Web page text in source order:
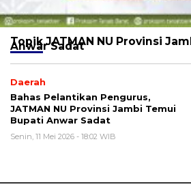
Topik JATMAN NU Provinsi
Anwar Sadat
Daerah
Bahas Pelantikan Pengurus,
JATMAN NU Provinsi Jambi Temui
Bupati Anwar Sadat
Senin, 11 Mei 2026 - 18:02 WIB